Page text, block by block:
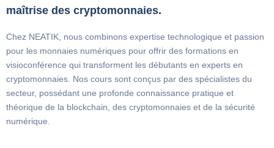
maîtrise des cryptomonnaies.
Chez NEATIK, nous combinons expertise technologique et passion
pour les monnaies numériques pour offrir des formations en
visioconférence qui transforment les débutants en experts en
cryptomonnaies. Nos cours sont conçus par des spécialistes du
secteur, possédant une profonde connaissance pratique et
théorique de la blockchain, des cryptomonnaies et de la sécurité
numérique.